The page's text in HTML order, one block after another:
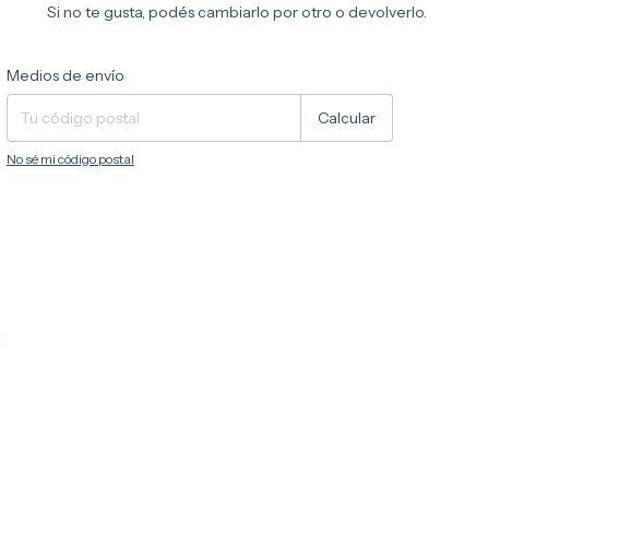
Si no te gusta, podés cambiarlo por otro o devolverlo.
Entregas para el CP:
Medios de envío
Calcular
No sé mi código postal